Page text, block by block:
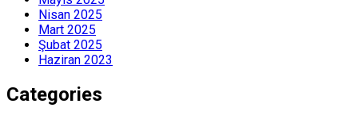
Nisan 2025
Mart 2025
Şubat 2025
Haziran 2023
Categories